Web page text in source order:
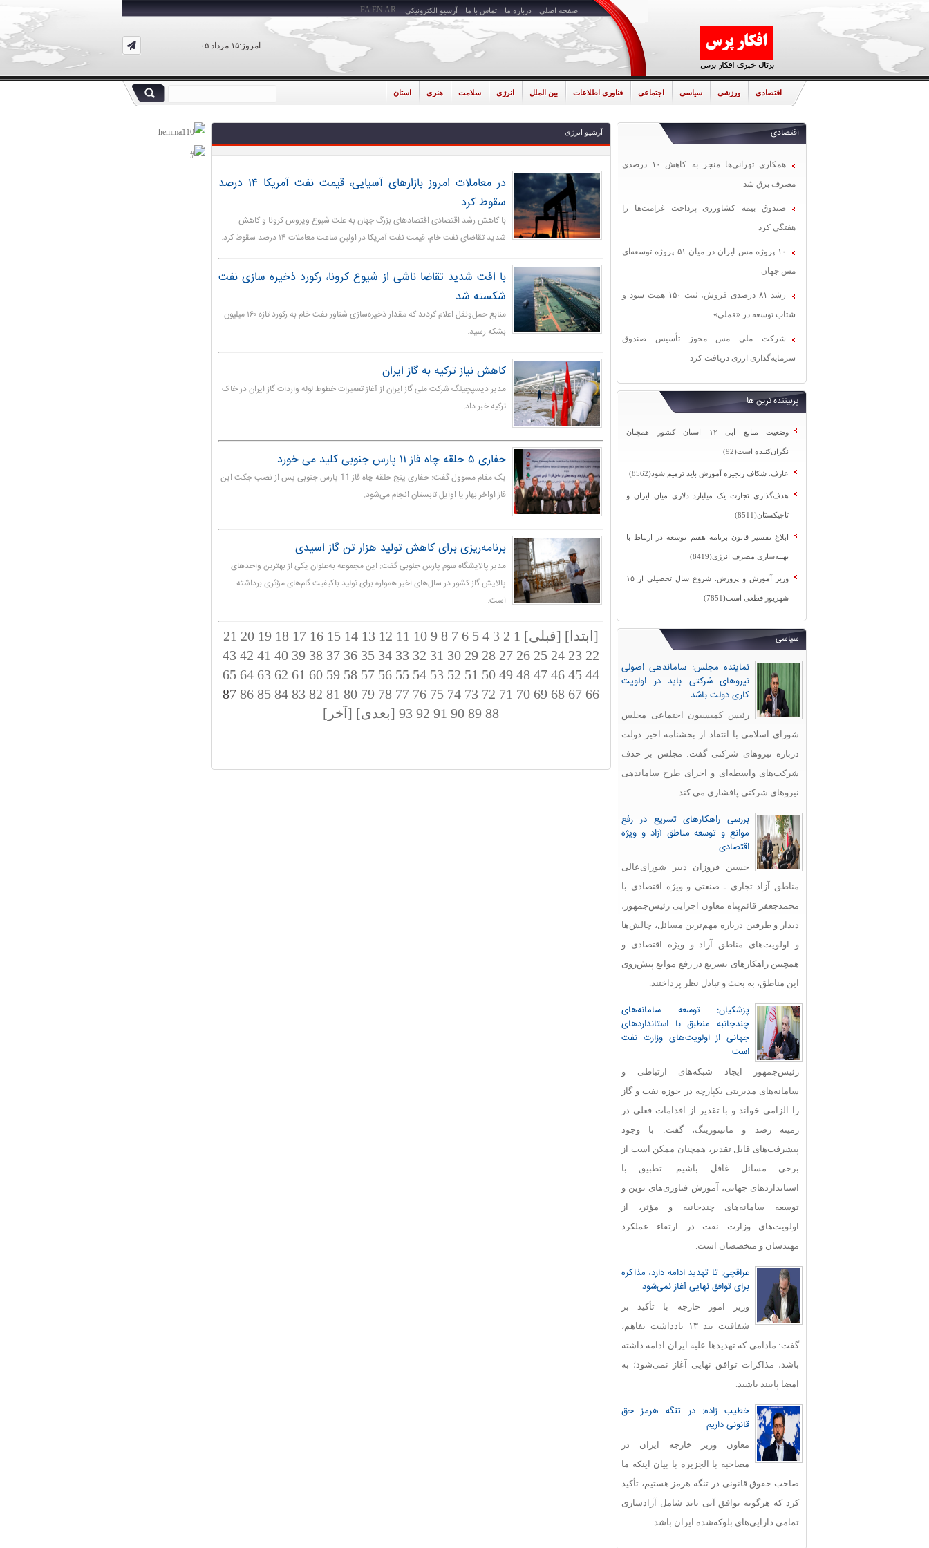
صفحه اصلی درباره ما تماس با ما آرشیو الکترونیکی
امروز:۱۵ مرداد ۰۵
FA EN AR
اقتصادی ورزشی سیاسی اجتماعی فناوری اطلاعات بین الملل انرژی سلامت هنری استان
اقتصادی
همکاری تهرانی‌ها منجر به کاهش ۱۰ درصدی
مصرف برق شد
صندوق بیمه کشاورزی پرداخت غرامت‌ها را
هفتگی کرد
۱۰ پروژه مس ایران در میان ۵۱ پروژه توسعه‌ای
مس جهان
رشد ۸۱ درصدی فروش، ثبت ۱۵۰ همت سود و
شتاب توسعه در «فملی»
شرکت ملی مس مجوز تأسیس صندوق
سرمایه‌گذاری ارزی دریافت کرد
پربیننده ترین ها
وضعیت منابع آبی ۱۲ استان کشور همچنان
نگران‌کننده است(92)
عارف: شکاف زنجیره آموزش باید ترمیم شود(8562)
هدف‌گذاری تجارت یک میلیارد دلاری میان ایران و
تاجیکستان(8511)
ابلاغ تفسیر قانون برنامه هفتم توسعه در ارتباط با
بهینه‌سازی مصرف انرژی(8419)
وزیر آموزش و پرورش: شروع سال تحصیلی از ۱۵
شهریور قطعی است(7851)
سیاسی
نماینده مجلس: ساماندهی اصولی
نیروهای شرکتی باید در اولویت
کاری دولت باشد
رئیس کمیسیون اجتماعی مجلس
شورای اسلامی با انتقاد از بخشنامه اخیر دولت
درباره نیروهای شرکتی گفت: مجلس بر حذف
شرکت‌های واسطه‌ای و اجرای طرح ساماندهی
نیروهای شرکتی پافشاری می کند.
بررسی راهکارهای تسریع در رفع
موانع و توسعه مناطق آزاد و ویژه
اقتصادی
حسین فروزان دبیر شورای‌عالی
مناطق آزاد تجاری ـ صنعتی و ویژه اقتصادی با
محمدجعفر قائم‌پناه معاون اجرایی رئیس‌جمهور،
دیدار و طرفین درباره مهم‌ترین مسائل، چالش‌ها
و اولویت‌های مناطق آزاد و ویژه اقتصادی و
همچنین راهکارهای تسریع در رفع موانع پیش‌روی
این مناطق، به بحث و تبادل نظر پرداختند.
پزشکیان: توسعه سامانه‌های
چندجانبه منطبق با استانداردهای
جهانی از اولویت‌های وزارت نفت
است
رئیس‌جمهور ایجاد شبکه‌های ارتباطی و
سامانه‌های مدیریتی یکپارچه در حوزه نفت و گاز
را الزامی خواند و با تقدیر از اقدامات فعلی در
زمینه رصد و مانیتورینگ، گفت: با وجود
پیشرفت‌های قابل‌ تقدیر، همچنان ممکن است از
برخی مسائل غافل باشیم. تطبیق با
استانداردهای جهانی، آموزش فناوری‌های نوین و
توسعه سامانه‌های چندجانبه و مؤثر، از
اولویت‌های وزارت نفت در ارتقاء عملکرد
مهندسان و متخصصان است.
عراقچی: تا تهدید ادامه دارد، مذاکره
برای توافق نهایی آغاز نمی‌شود
وزیر امور خارجه با تأکید بر
شفافیت بند ۱۳ یادداشت تفاهم،
گفت: مادامی که تهدیدها علیه ایران ادامه داشته
باشد، مذاکرات توافق نهایی آغاز نمی‌شود؛ به
امضا پایبند باشید.
خطیب زاده: در تنگه هرمز حق
قانونی داریم
معاون وزیر خارجه ایران در
مصاحبه با الجزیره با بیان اینکه ما
صاحب حقوق قانونی در تنگه هرمز هستیم، تأکید
کرد که هرگونه توافق آتی باید شامل آزادسازی
تمامی دارایی‌های بلوکه‌شده ایران باشد.
آرشیو انرژی
در معاملات امروز بازارهای آسیایی، قیمت نفت آمریکا ۱۴ درصد
سقوط کرد
با کاهش رشد اقتصادی اقتصادهای بزرگ جهان به علت شیوع ویروس کرونا و کاهش
شدید تقاضای نفت خام، قیمت نفت آمریکا در اولین ساعت معاملات ۱۴ درصد سقوط کرد.
با افت شدید تقاضا ناشی از شیوع کرونا، رکورد ذخیره سازی نفت
شکسته شد
منابع حمل‌ونقل اعلام کردند که مقدار ذخیره‌سازی شناور نفت خام به رکورد تازه ۱۶۰ میلیون
بشکه رسید.
کاهش نیاز ترکیه به گاز ایران
مدیر دیسپچینگ شرکت ملی گاز ایران از آغاز تعمیرات خطوط لوله واردات گاز ایران در خاک
ترکیه خبر داد.
حفاری ۵ حلقه چاه فاز ۱۱ پارس جنوبی کلید می خورد
یک مقام مسوول گفت: حفاری پنج حلقه چاه فاز 11 پارس جنوبی پس از نصب جکت این
فاز اواخر بهار یا اوایل تابستان انجام می‌شود.
برنامه‌ریزی برای کاهش تولید هزار تن گاز اسیدی
مدیر پالایشگاه سوم پارس جنوبی گفت: این مجموعه به‌عنوان یکی از بهترین واحدهای
پالایش گاز کشور در سال‌های اخیر همواره برای تولید باکیفیت گام‌های مؤثری برداشته
است.
[ابتدا] [قبلی] 1
2
3
4
5
6
7
8
9
10
11
12
13
14
15
16
17
18
19
20
21
22
23
24
25
26
27
28
29
30
31
32
33
34
35
36
37
38
39
40
41
42
43
44
45
46
47
48
49
50
51
52
53
54
55
56
57
58
59
60
61
62
63
64
65
66
67
68
69
70
71
72
73
74
75
76
77
78
79
80
81
82
83
84
85
86
88
89
90
91
92
93 [بعدی] [آخر]